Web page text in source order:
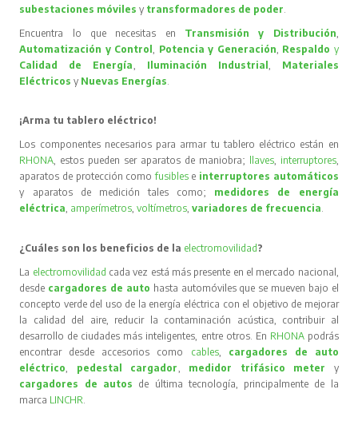
subestaciones móvilesy transformadores de poder
Encuentra lo que necesitas en Transmisión y Distribución
Automatización y Control
Potencia y Generación Respaldo y
Calidad de Energía
Iluminación Industrial
Materiales
Eléctricos y Nuevas Energías
¡Arma tu tablero eléctrico!
Los componentes necesarios para armar tu tablero eléctrico están en
RHONA , estos pueden ser aparatos de maniobra; llaves, interruptores,
aparatos de protección comofusibles e interruptores automáticos
y aparatos de medición tales como; medidores de energía
eléctrica amperímetros ,voltímetros ,variadores de frecuencia
¿Cuáles son los beneficios de la electromovilidad?
La electromovilidad cada vez está más presente en el mercado nacional,
desde cargadores de auto hasta automóviles que se mueven bajo el
concepto verde del uso de la energía eléctrica con el objetivo de mejorar
la calidad del aire, reducir la contaminación acústica, contribuir al
desarrollo de ciudades más inteligentes, entre otros. En RHONA podrás
encontrar desde accesorios como cables, cargadores de auto
eléctrico
pedestal cargador medidor trifásico meter
y
cargadores de autos de última tecnología, principalmente de la
marca LINCHR